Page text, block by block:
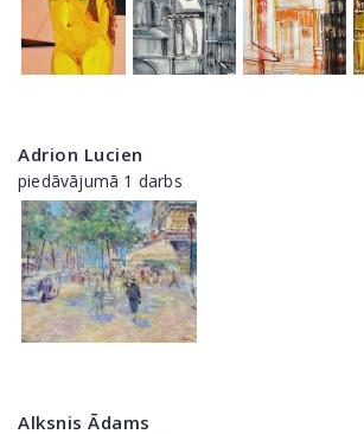
Adrion Lucien
piedāvājumā 1 darbs
Alksnis Ādams